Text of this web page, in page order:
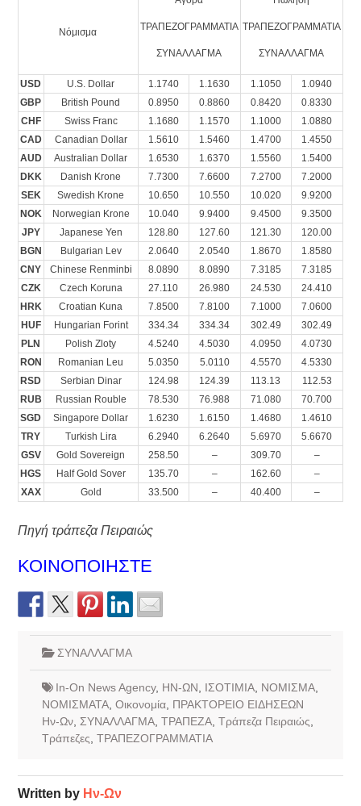
Νόμισμα ΤΡΑΠΕΖΟΓΡΑΜΜΑΤΙΑ
ΣΥΝΑΛΛΑΓΜΑ
ΤΡΑΠΕΖΟΓΡΑΜΜΑΤΙΑ
ΣΥΝΑΛΛΑΓΜΑ
USD U.S. Dollar 1.1740 1.1630 1.1050
1.0940
GBP
British Pound 0.8950 0.8860 0.8420
0.8330
CHF
Swiss Franc 1.1680 1.1570 1.1000
1.0880
CAD
Canadian Dollar 1.5610 1.5460 1.4700
1.4550
AUD
Australian Dollar 1.6530 1.6370 1.5560
1.5400
DKK
Danish Krone 7.7300 7.6600 7.2700
7.2000
SEK
Swedish Krone 10.650 10.550 10.020
9.9200
NOK
Norwegian Krone 10.040 9.9400 9.4500
9.3500
JPY
Japanese Yen 128.80 127.60 121.30
120.00
BGN
Bulgarian Lev 2.0640 2.0540 1.8670
1.8580
CNY
Chinese Renminbi 8.0890 8.0890 7.3185
7.3185
CZK
Czech Koruna 27.110 26.980 24.530
24.410
HRK
Croatian Kuna 7.8500 7.8100 7.1000
7.0600
HUF
Hungarian Forint 334.34 334.34 302.49
302.49
PLN
Polish Zloty 4.5240 4.5030 4.0950
4.0730
RON
Romanian Leu 5.0350 5.0110 4.5570
4.5330
RSD
Serbian Dinar 124.98 124.39 113.13
112.53
RUB
Russian Rouble 78.530 76.988 71.080
70.700
SGD
Singapore Dollar 1.6230 1.6150 1.4680
1.4610
TRY
Turkish Lira 6.2940 6.2640 5.6970
5.6670
GSV
Gold Sovereign 258.50 – 309.70
–
HGS
Half Gold Sover 135.70 – 162.60
–
XAX
Gold 33.500 – 40.400 –
Πηγή τράπεζα Πειραιώς
ΚΟΙΝΟΠΟΙΗΣΤΕ
ΣΥΝΑΛΛΑΓΜΑ
In-On News Agency, ΗΝ-ΩΝ ΙΣΟΤΙΜΙΑ, ΝΟΜΙΣΜΑ,
ΝΟΜΙΣΜΑΤΑ, Οικονομία, ΠΡΑΚΤΟΡΕΙΟ ΕΙΔΗΣΕΩΝ
Ην-Ων, ΣΥΝΑΛΛΑΓΜΑ, ΤΡΑΠΕΖΑ, Τράπεζα Πειραιώς
Τράπεζες ΤΡΑΠΕΖΟΓΡΑΜΜΑΤΙΑ
Written by Ην-Ων